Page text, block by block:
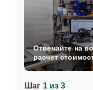
Шаг 1 из 3
Отвечайте на
расчет